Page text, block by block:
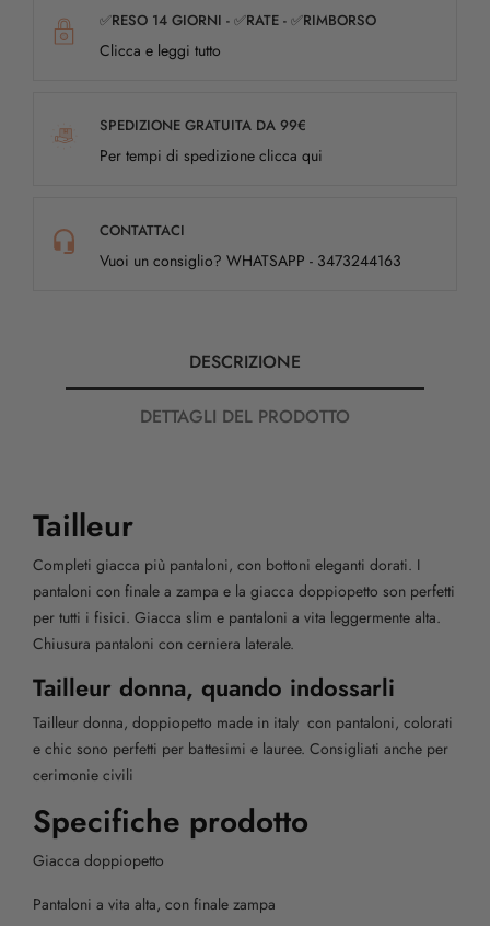
✅RESO 14 GIORNI - ✅RATE - ✅RIMBORSO
Clicca e leggi tutto
SPEDIZIONE GRATUITA DA 99€
Per tempi di spedizione clicca qui
CONTATTACI
Vuoi un consiglio? WHATSAPP - 3473244163
DESCRIZIONE
DETTAGLI DEL PRODOTTO
Tailleur
Completi giacca più pantaloni, con bottoni eleganti dorati. I
pantaloni con finale a zampa e la giacca doppiopetto son perfetti
per tutti i fisici. Giacca slim e pantaloni a vita leggermente alta.
Chiusura pantaloni con cerniera laterale.
Tailleur donna, quando indossarli
Tailleur donna, doppiopetto made in italy con pantaloni, colorati
e chic sono perfetti per battesimi e lauree. Consigliati anche per
cerimonie civili
Specifiche prodotto
Giacca doppiopetto
Pantaloni a vita alta, con finale zampa